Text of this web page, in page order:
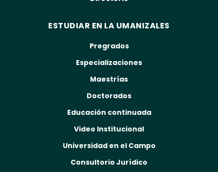
ESTUDIAR EN LA UMANIZALES
Pregrados
Especializaciones
Maestrías
Doctorados
Educación continuada
Video Institucional
Universidad en el Campo
Consultorio Jurídico